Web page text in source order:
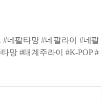
네팔타망 #네팔라이 #네팔
망 #태계주라이 #K-POP #